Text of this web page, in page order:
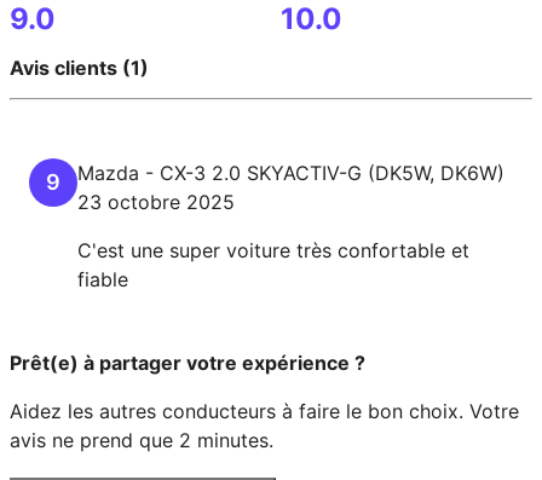
9.0 10.0
Avis clients (1)
9 Mazda - CX-3 2.0 SKYACTIV-G (DK5W, DK6W)
23 octobre 2025
C'est une super voiture très confortable et
fiable
Prêt(e) à partager votre expérience ?
Aidez les autres conducteurs à faire le bon choix. Votre
avis ne prend que 2 minutes.